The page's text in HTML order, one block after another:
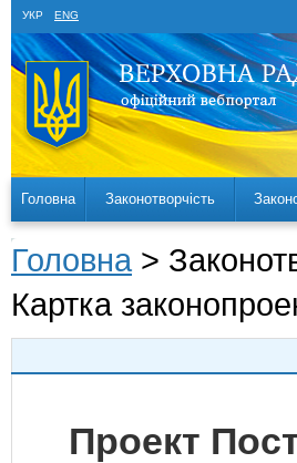
УКР ENG
Головна Законотворчість
Головна >
Картка
Проект